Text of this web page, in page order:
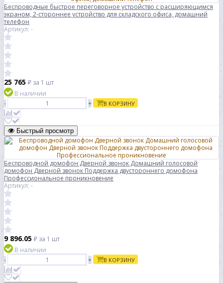
Беспроводные быстрое переговорное устройство с расширяющимся
экраном, 2-стороннее устройство для складского офиса, домашний
телефон
Артикул: -
25 765 ₽ за 1 шт
В наличии
-
+ В КОРЗИНУ
Быстрый просмотр
Беспроводной домофон Дверной звонок Домашний голосовой
домофон Дверной звонок Поддержка двустороннего домофона
Профессиональное проникновение
Артикул: -
9 896.05 ₽ за 1 шт
В наличии
-
+ В КОРЗИНУ